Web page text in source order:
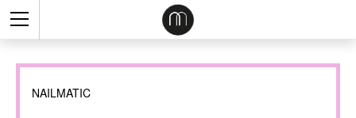
NAILMATIC